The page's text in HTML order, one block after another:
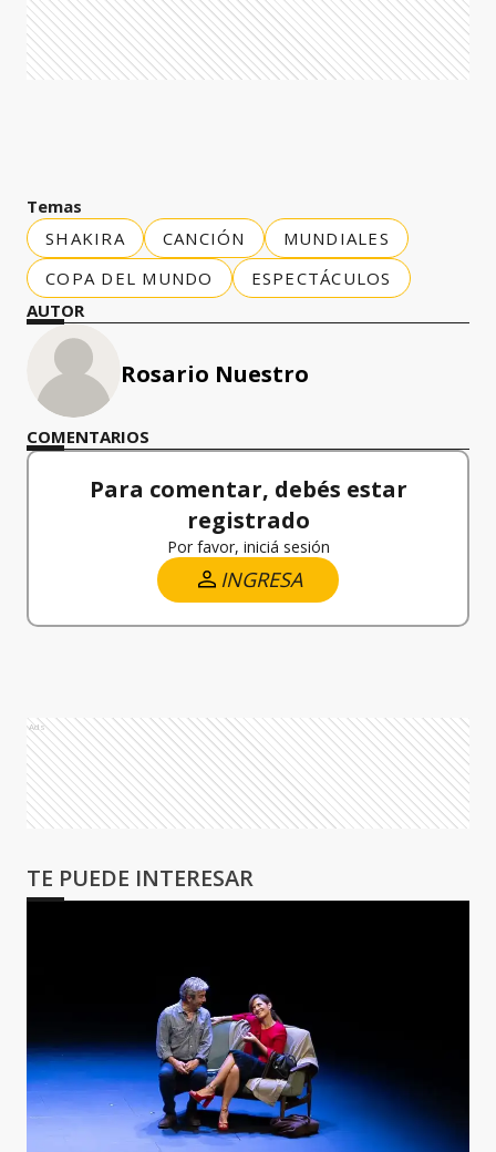
Temas
SHAKIRA
CANCIÓN
MUNDIALES
COPA DEL MUNDO
ESPECTÁCULOS
AUTOR
Rosario Nuestro
COMENTARIOS
Para comentar, debés estar
registrado
Por favor, iniciá sesión
INGRESA
Ads
TE PUEDE INTERESAR